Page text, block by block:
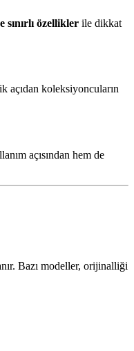
özellikler ile dikkat
açıdan koleksiyoncuların
açısından hem de
Bazı modeller, orijinalliği